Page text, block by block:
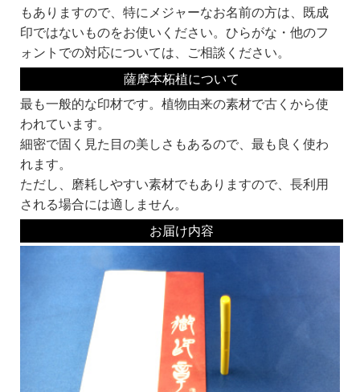
もありますので、特にメジャーなお名前の方は、既成
印ではないものをお使いください。ひらがな・他のフ
ォントでの対応については、ご相談ください。
薩摩本柘植について
最も一般的な印材です。植物由来の素材で古くから使
われています。
細密で固く見た目の美しさもあるので、最も良く使わ
れます。
ただし、磨耗しやすい素材でもありますので、長利用
される場合には適しません。
お届け内容